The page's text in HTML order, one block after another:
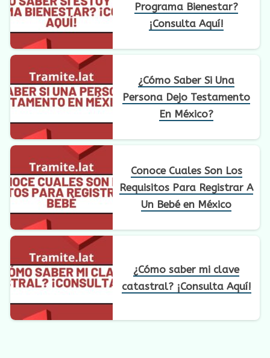
Programa Bienestar?
¡Consulta Aquí!
¿Cómo Saber Si Una
Persona Dejo Testamento
En México?
Conoce Cuales Son Los
Requisitos Para Registrar A
Un Bebé en México
¿Cómo saber mi clave
catastral? ¡Consulta Aquí!